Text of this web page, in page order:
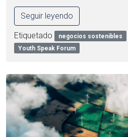
Seguir leyendo
Etiquetado negocios sostenibles
Youth Speak Forum